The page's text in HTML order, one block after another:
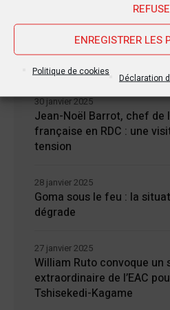
ENREGISTRER LES
Politique de cookies
Déclaration
Nouvelles Récentes
Jean-Noël Barrot, chef de
française en RDC : une
tension
30 janvier 2025
Goma sous le feu : la
dégrade
28 janvier 2025
William Ruto convoque un
extraordinaire de l’EAC
Tshisekedi-Kagame
27 janvier 2025